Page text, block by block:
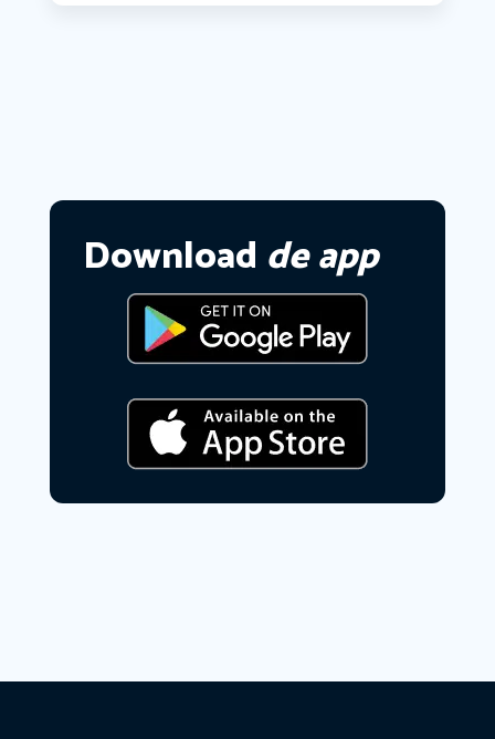
Download de app